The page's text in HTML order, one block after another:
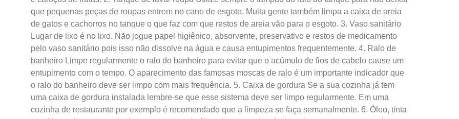
que pequenas peças de roupas entrem no cano de esgoto. Muita gente também limpa a caixa de areia
de gatos e cachorros no tanque o que faz com que restos de areia vão para o esgoto. 3. Vaso sanitário
Lugar de lixo é no lixo. Não jogue papel higiênico, absorvente, preservativo e restos de medicamento
pelo vaso sanitário pois isso não dissolve na água e causa entupimentos frequentemente. 4. Ralo de
banheiro Limpe regularmente o ralo do banheiro para evitar que o acúmulo de fios de cabelo cause um
entupimento com o tempo. O aparecimento das famosas moscas de ralo é um importante indicador que
o ralo do banheiro deve ser limpo com mais frequência. 5. Caixa de gordura Se a sua cozinha já tem
uma caixa de gordura instalada lembre-se que esse sistema deve ser limpo regularmente. Em uma
cozinha de restaurante por exemplo é recomendado que a limpeza se faça semanalmente. 6. Óleo, tinta